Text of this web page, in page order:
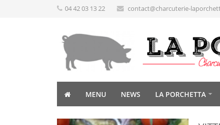
04 42 03 13 22 contact@charcuterie-
MENU NEWS LA PORCHETTA